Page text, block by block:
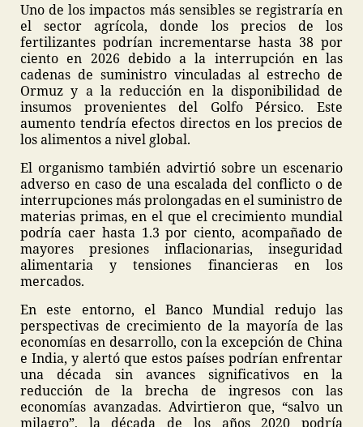
Uno de los impactos más sensibles se registraría en
el sector agrícola, donde los precios de los
fertilizantes podrían incrementarse hasta 38 por
ciento en 2026 debido a la interrupción en las
cadenas de suministro vinculadas al estrecho de
Ormuz y a la reducción en la disponibilidad de
insumos provenientes del Golfo Pérsico. Este
aumento tendría efectos directos en los precios de
los alimentos a nivel global.
El organismo también advirtió sobre un escenario
adverso en caso de una escalada del conflicto o de
interrupciones más prolongadas en el suministro de
materias primas, en el que el crecimiento mundial
podría caer hasta 1.3 por ciento, acompañado de
mayores presiones inflacionarias, inseguridad
alimentaria y tensiones financieras en los
mercados.
En este entorno, el Banco Mundial redujo las
perspectivas de crecimiento de la mayoría de las
economías en desarrollo, con la excepción de China
e India, y alertó que estos países podrían enfrentar
una década sin avances significativos en la
reducción de la brecha de ingresos con las
economías avanzadas. Advirtieron que, “salvo un
milagro”, la década de los años 2020 podría